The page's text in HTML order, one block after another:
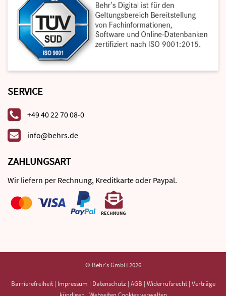
SERVICE
+49 40 22 70 08-0
info@behrs.de
ZAHLUNGSART
Wir liefern per Rechnung, Kreditkarte oder Paypal.
© Behr's GmbH 2026
Barrierefreiheit | Impressum | Datenschutz | AGB | Widerrufsrecht | Verträge